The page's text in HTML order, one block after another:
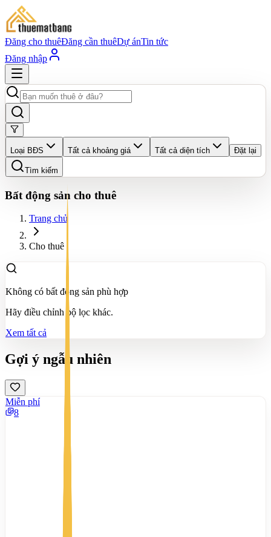
Đăng cho thuêĐăng cần thuêDự ánTin tức
Đăng nhập
Loại BĐS Tất cả khoảng giá Tất cả diện tích Đặt lại
Tìm kiếm
Bất động sản cho thuê
Trang chủ
Cho thuê
Không có bất động sản phù hợp
Hãy điều chỉnh bộ lọc khác.
Xem tất cả
Gợi ý ngẫu nhiên
Miễn phí
8